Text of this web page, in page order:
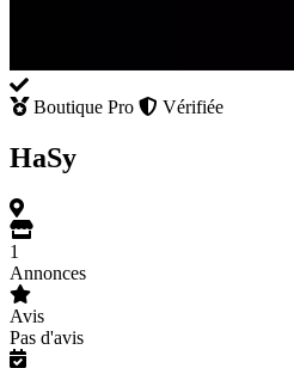
Boutique Pro Vérifiée
HaSy
1
Annonces
Avis
Pas d'avis